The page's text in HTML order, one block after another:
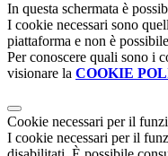
In questa schermata è
I cookie necessari sono
piattaforma e non è
Per conoscere quali sono i
visionare la COOKIE
Cookie necessari per il
I cookie necessari per il